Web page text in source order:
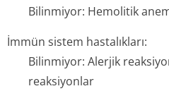
Bilinmiyor: Hemolitik
İmmün sistem hastalıkları:
Bilinmiyor: Alerjik
reaksiyonlar